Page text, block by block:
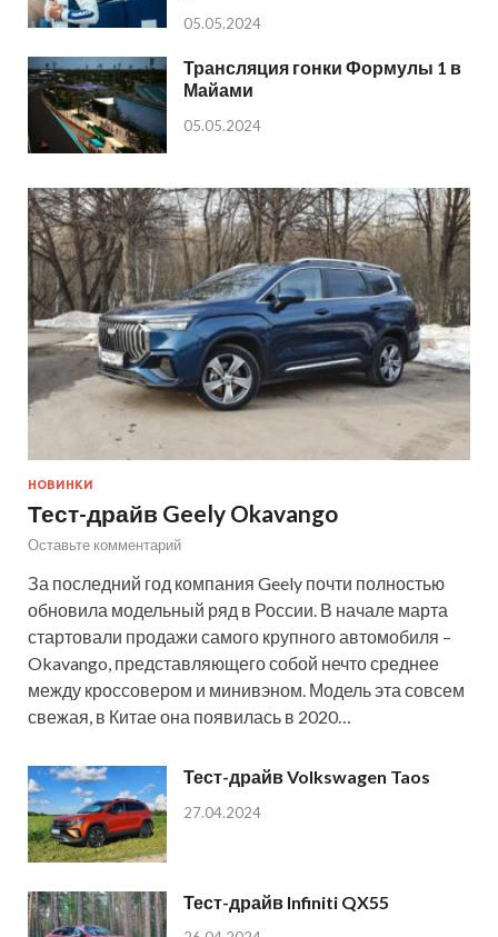
05.05.2024
Трансляция гонки Формулы 1 в
Майами
05.05.2024
НОВИНКИ
Тест-драйв Geely Okavango
Оставьте комментарий
За последний год компания Geely почти полностью
обновила модельный ряд в России. В начале марта
стартовали продажи самого крупного автомобиля –
Okavango, представляющего собой нечто среднее
между кроссовером и минивэном. Модель эта совсем
свежая, в Китае она появилась в 2020…
Тест-драйв Volkswagen Taos
27.04.2024
Тест-драйв Infiniti QX55